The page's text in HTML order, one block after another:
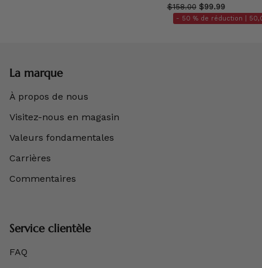
$158.00 $99.99
- 50 % de réduction |
La marque
À propos de nous
Visitez-nous en magasin
Valeurs fondamentales
Carrières
Commentaires
Service clientèle
FAQ